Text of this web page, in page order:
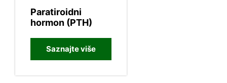
Paratiroidni
hormon (PTH)
Saznajte više